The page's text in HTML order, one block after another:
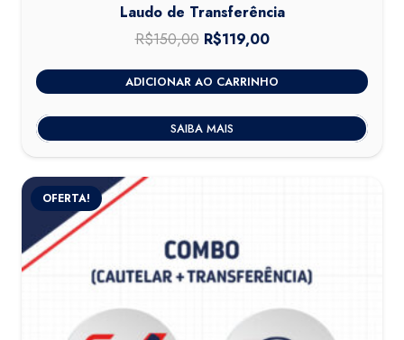
Laudo de Transferência
R$150,00 O
preço
original
era:
R$150,00.
R$119,00O
preço
atual
é:
R$119,00.
ADICIONAR AO CARRINHO
SAIBA MAIS
OFERTA!